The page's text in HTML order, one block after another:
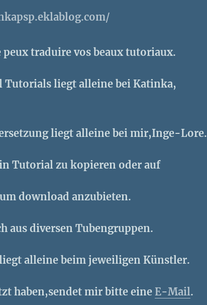
peux traduire vos beaux tutoriaux.
Tutorials liegt alleine bei Katinka,
liegt alleine bei mir,Inge-Lore.
Tutorial zu kopieren oder auf
download anzubieten.
aus diversen Tubengruppen.
alleine beim jeweiligen Künstler.
haben,sendet mir bitte eine E-Mail.